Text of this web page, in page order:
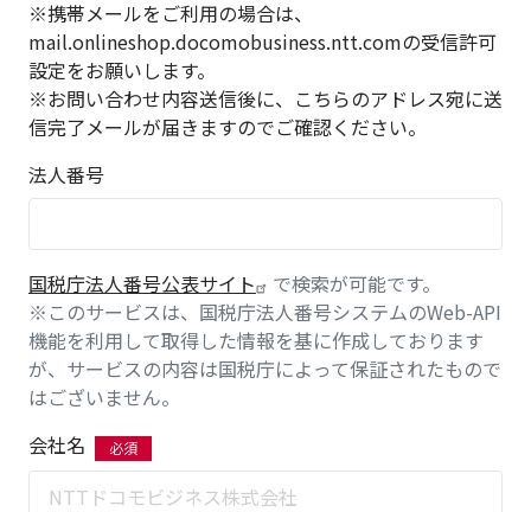
※携帯メールをご利用の場合は、
mail.onlineshop.docomobusiness.ntt.comの受信許可
設定をお願いします。
※お問い合わせ内容送信後に、こちらのアドレス宛に送
信完了メールが届きますのでご確認ください。
法人番号
国税庁法人番号公表サイト
で検索が可能です。
※このサービスは、国税庁法人番号システムのWeb-API
機能を利用して取得した情報を基に作成しております
が、サービスの内容は国税庁によって保証されたもので
はございません。
会社名